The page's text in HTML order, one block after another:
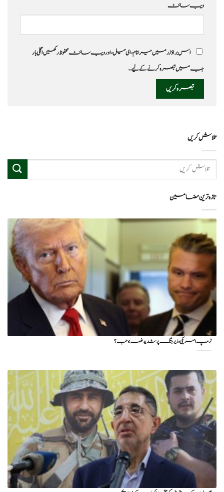
ویب‌ سائٹ
اس براؤزر میں میرا نام، ای میل، اور ویب سائٹ محفوظ رکھیں اگلی بار
جب میں تبصرہ کرنے کےلیے۔
تلاش کریں
تازہ ترین مضامین
ٹرمپ امریکی وزیر جنگ پر شدید غصہ؛ وجہ ؟